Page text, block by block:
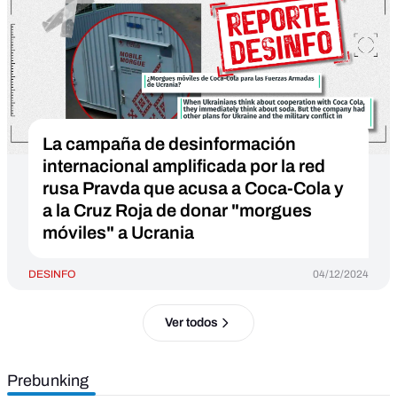
La campaña de desinformación
internacional amplificada por la red
rusa Pravda que acusa a Coca-Cola y
a la Cruz Roja de donar "morgues
móviles" a Ucrania
DESINFO 04/12/2024
Ver todos
Prebunking